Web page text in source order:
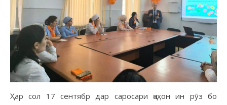
Ҳар сол 17 сентябр дар саросари ҷаҳон ин рӯз бо